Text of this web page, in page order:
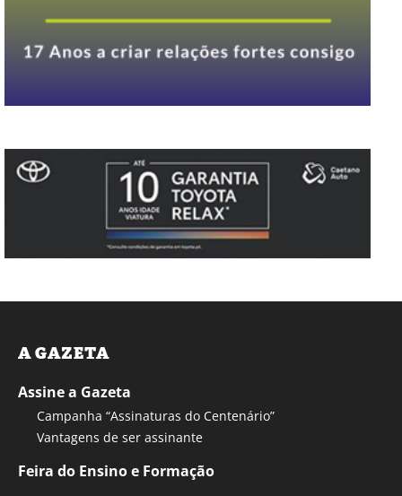
A GAZETA
Assine a Gazeta
Campanha “Assinaturas do Centenário”
Vantagens de ser assinante
Feira do Ensino e Formação